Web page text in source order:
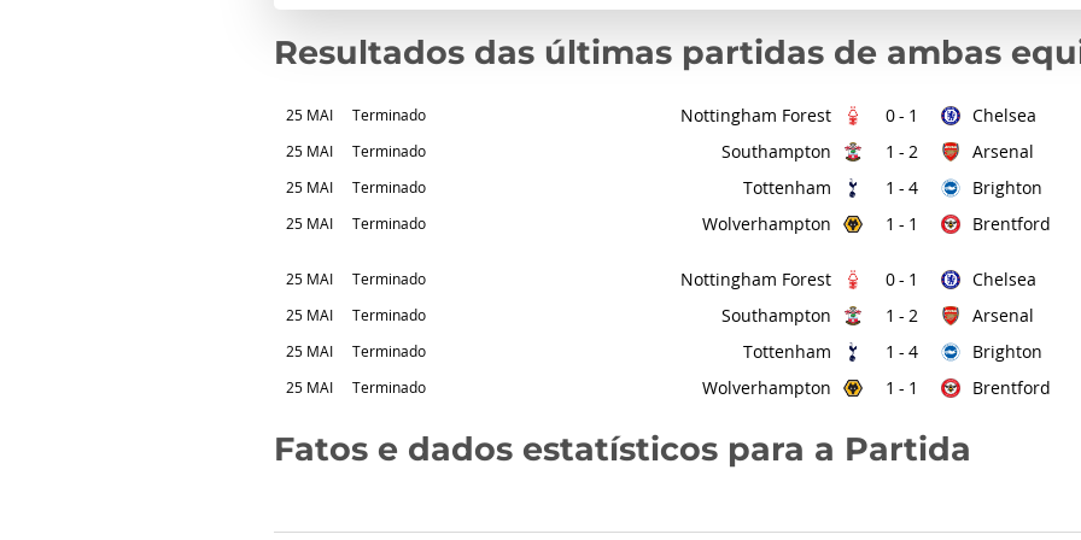
Resultados das últimas partidas de ambas
25 MAI Terminado Nottingham Forest 0- 1 Chelsea
25 MAI Terminado Southampton 1 - 2 Arsenal
25 MAI Terminado Tottenham 1 - 4 Brighton
25 MAI Terminado Wolverhampton 1 - 1 Brentford
25 MAI Terminado Nottingham Forest 0- 1 Chelsea
25 MAI Terminado Southampton 1 - 2 Arsenal
25 MAI Terminado Tottenham 1 - 4 Brighton
25 MAI Terminado Wolverhampton 1 - 1 Brentford
Fatos e dados estatísticos para a Partida